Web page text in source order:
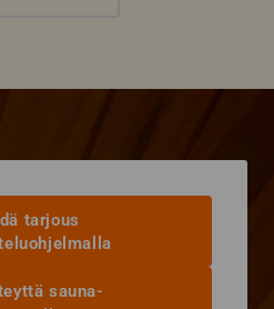
tarjous
sauna-